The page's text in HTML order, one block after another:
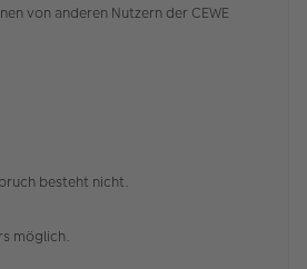
von anderen Nutzern der CEWE
besteht nicht.
möglich.